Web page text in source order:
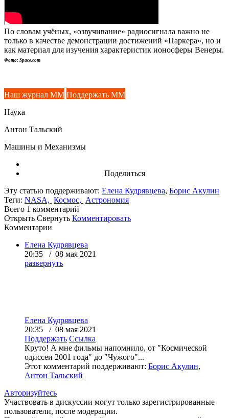
По словам учёных, «озвучивание» радиосигнала важно не
только в качестве демонстрации достижений «Паркера», но и
как материал для изучения характеристик ионосферы Венеры.
Фото: Space.com
Наш журнал ММ Поддержать ММ
Наука
Антон Тальский
Машины и Механизмы
Поделиться
Эту статью поддерживают: Елена Кудрявцева, Борис Акулин
Теги: NASA, Космос, Астрономия
Всего 1 комментарий
Открыть Свернуть Комментировать
Комментарии
Елена Кудрявцева
20:35 / 08 мая 2021
развернуть
Елена Кудрявцева
20:35 / 08 мая 2021
Поддержать Ссылка
Круто! А мне фильмы напомнило, от "Космической
одиссеи 2001 года" до "Чужого"...
Этот комментарий поддерживают: Борис Акулин,
Антон Тальский
Авторизуйтесь
Участвовать в дискуссии могут только зарегистрированные
пользователи, после модерации.